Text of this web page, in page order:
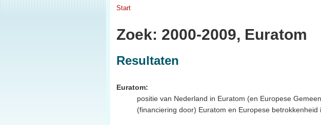
Start
Zoek: 2000-2009, Euratom
Resultaten
Euratom:
positie van Nederland in Euratom (en Europese
(financiering door) Euratom en Europese betrokkenheid